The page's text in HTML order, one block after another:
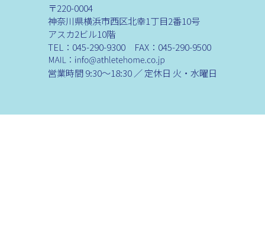
〒220-0004
神奈川県横浜市西区北幸1丁目2番10号
アスカ2ビル10階
TEL：045-290-9300 FAX：045-290-9500
営業時間 9:30～18:30 ／ 定休日 火・水曜日